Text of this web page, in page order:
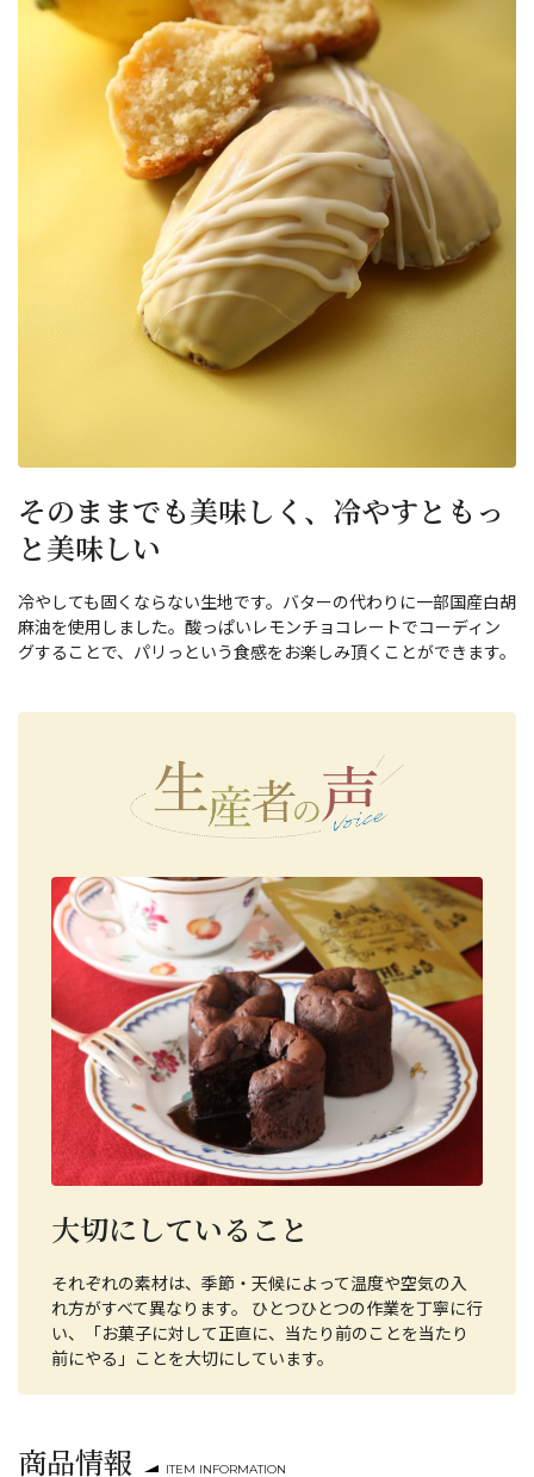
そのままでも美味しく、冷やすともっ
と美味しい
冷やしても固くならない生地です。バターの代わりに一部国産白胡
麻油を使用しました。酸っぱいレモンチョコレートでコーディン
グすることで、パリっという食感をお楽しみ頂くことができます。
大切にしていること
それぞれの素材は、季節・天候によって温度や空気の入
れ方がすべて異なります。 ひとつひとつの作業を丁寧に行
い、「お菓子に対して正直に、当たり前のことを当たり
前にやる」ことを大切にしています。
商品情報 ITEM INFORMATION